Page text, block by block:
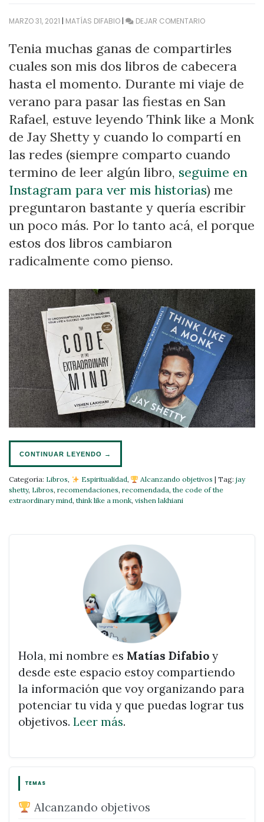
MARZO 31, 2021 | MATÍAS DIFABIO | DEJAR COMENTARIOEN
DOS
LIBROS
DE
CABECERA
PARA
CRECIMIENTO
PERSONAL
Tenia muchas ganas de compartirles
cuales son mis dos libros de cabecera
hasta el momento. Durante mi viaje de
verano para pasar las fiestas en San
Rafael, estuve leyendo Think like a Monk
de Jay Shetty y cuando lo compartí en
las redes (siempre comparto cuando
termino de leer algún libro, seguime en
Instagram para ver mis historias) me
preguntaron bastante y quería escribir
un poco más. Por lo tanto acá, el porque
estos dos libros cambiaron
radicalmente como pienso.
CONTINUAR LEYENDO →
Categoría: Libros, Espiritualidad, Alcanzando objetivos |Tag:jay
shetty, Libros, recomendaciones, recomendada, the code of the
extraordinary mind, think like a monk, vishen lakhiani
Hola, mi nombre es Matías Difabio y
desde este espacio estoy compartiendo
la información que voy organizando para
potenciar tu vida y que puedas lograr tus
objetivos. Leer más.
TEMAS
Alcanzando objetivos